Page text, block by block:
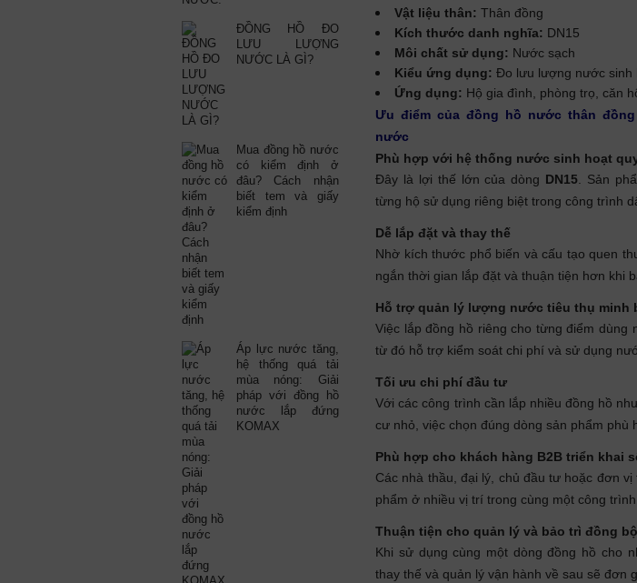
Vật liệu thân: Thân đồng
Kích thước danh nghĩa: DN15
Môi chất sử dụng: Nước sạch
Kiểu ứng dụng: Đo lưu lượng nước sinh
Ứng dụng: Hộ gia đình, phòng trọ, căn
Ưu điểm của đồng hồ nước thân
nước
Phù hợp với hệ thống nước sinh hoạt
Đây là lợi thế lớn của dòng DN15 . Sản
từng hộ sử dụng riêng biệt trong công trình
Dễ lắp đặt và thay thế
Nhờ kích thước phổ biến và cấu tạo quen
ngắn thời gian lắp đặt và thuận tiện hơn khi
Hỗ trợ quản lý lượng nước tiêu thụ minh
Việc lắp đồng hồ riêng cho từng điểm dùng
từ đó hỗ trợ kiểm soát chi phí và sử dụng
Tối ưu chi phí đầu tư
Với các công trình cần lắp nhiều đồng hồ
cư nhỏ, việc chọn đúng dòng sản phẩm phù
Phù hợp cho khách hàng B2B triển khai
Các nhà thầu, đại lý, chủ đầu tư hoặc đơn
phẩm ở nhiều vị trí trong cùng một công trình.
Thuận tiện cho quản lý và bảo trì đồng bộ
Khi sử dụng cùng một dòng đồng hồ cho
thay thế và quản lý vận hành về sau sẽ đơn
ĐỒNG HỒ ĐO
LƯU LƯỢNG
NƯỚC LÀ GÌ?
Mua đồng hồ nước
có kiểm định ở
đâu? Cách nhận
biết tem và giấy
kiểm định
Áp lực nước tăng,
hệ thống quá tải
mùa nóng: Giải
pháp với đồng hồ
nước lắp đứng
KOMAX